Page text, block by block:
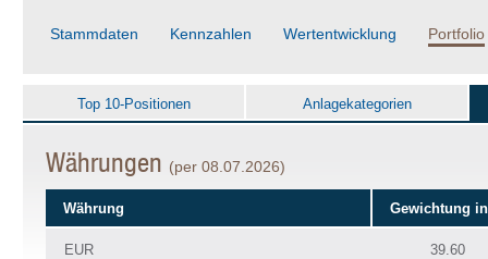
Stammdaten Kennzahlen Wertentwicklung Portfolio
Top 10-Positionen Anlagekategorien
Währungen (per 08.07.2026)
Währung Gewichtung
EUR 39.60